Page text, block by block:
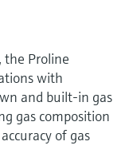
the Proline
with
and built-in gas
gas composition
of gas